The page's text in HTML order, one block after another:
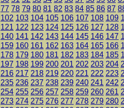
77 78 79 80 81 82 83 84 85 86 87
102 103 104 105 106 107 108 109
121 122 123 124 125 126 127 128
140 141 142 143 144 145 146 147
159 160 161 162 163 164 165 166
178 179 180 181 182 183 184 185
197 198 199 200 201 202 203 204
216 217 218 219 220 221 222 223
235 236 237 238 239 240 241 242
254 255 256 257 258 259 260 261
273 274 275 276 277 278 279 280